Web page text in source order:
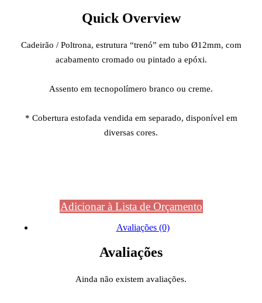
Quick Overview
Cadeirão / Poltrona, estrutura “trenó” em tubo Ø12mm, com
acabamento cromado ou pintado a epóxi.
Assento em tecnopolímero branco ou creme.
* Cobertura estofada vendida em separado, disponível em
diversas cores.
Adicionar à Lista de Orçamento
Avaliações (0)
Avaliações
Ainda não existem avaliações.